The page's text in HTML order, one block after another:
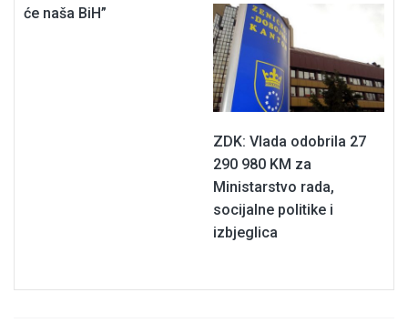
će naša BiH”
ZDK: Vlada odobrila 27
290 980 KM za
Ministarstvo rada,
socijalne politike i
izbjeglica